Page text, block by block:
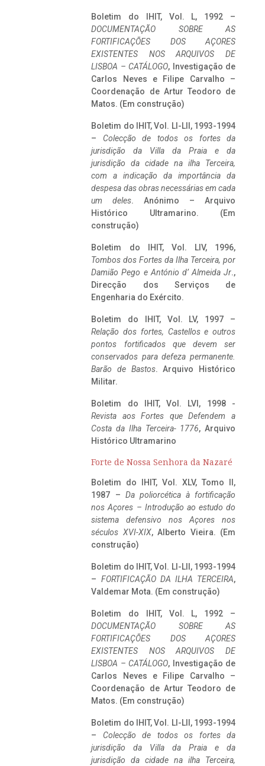
Boletim do IHIT, Vol. L, 1992 –
DOCUMENTAÇÃO SOBRE AS
FORTIFICAÇÕES DOS AÇORES
EXISTENTES NOS ARQUIVOS DE
LISBOA – CATÁLOGO, Investigação de
Carlos Neves e Filipe Carvalho –
Coordenação de Artur Teodoro de
Matos. (Em construção)
Boletim do IHIT, Vol. LI-LII, 1993-1994
– Colecção de todos os fortes da
jurisdição da Villa da Praia e da
jurisdição da cidade na ilha Terceira,
com a indicação da importância da
despesa das obras necessárias em cada
um deles. Anónimo – Arquivo
Histórico Ultramarino. (Em
construção)
Boletim do IHIT, Vol. LIV, 1996,
Tombos dos Fortes da Ilha Terceira, por
Damião Pego e António d’ Almeida Jr.,
Direcção dos Serviços de
Engenharia do Exército.
Boletim do IHIT, Vol. LV, 1997 –
Relação dos fortes, Castellos e outros
pontos fortificados que devem ser
conservados para defeza permanente.
Barão de Bastos. Arquivo Histórico
Militar.
Boletim do IHIT, Vol. LVI, 1998 -
Revista aos Fortes que Defendem a
Costa da Ilha Terceira- 1776, Arquivo
Histórico Ultramarino
Forte de Nossa Senhora da Nazaré
Boletim do IHIT, Vol. XLV, Tomo II,
1987 – Da poliorcética à fortificação
nos Açores – Introdução ao estudo do
sistema defensivo nos Açores nos
séculos XVI-XIX, Alberto Vieira. (Em
construção)
Boletim do IHIT, Vol. LI-LII, 1993-1994
– FORTIFICAÇÃO DA ILHA TERCEIRA,
Valdemar Mota. (Em construção)
Boletim do IHIT, Vol. L, 1992 –
DOCUMENTAÇÃO SOBRE AS
FORTIFICAÇÕES DOS AÇORES
EXISTENTES NOS ARQUIVOS DE
LISBOA – CATÁLOGO, Investigação de
Carlos Neves e Filipe Carvalho –
Coordenação de Artur Teodoro de
Matos. (Em construção)
Boletim do IHIT, Vol. LI-LII, 1993-1994
– Colecção de todos os fortes da
jurisdição da Villa da Praia e da
jurisdição da cidade na ilha Terceira,